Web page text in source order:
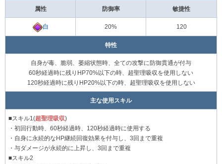
属性 防御率 敏捷性
白 20% 120
特性
自身が毒、脆弱、萎縮状態時、全ての攻撃に防御貫通が付与
60秒経過時に残りHP70%以下の時、超聖理吸収を使用しない
120秒経過時に残りHP20%以下の時、超聖理吸収を使用しない
主な使用スキル
■スキル1(超聖理吸収)
・初回行動時、60秒経過時、120秒経過時に使用する
・自身に永続的なHP継続回復効果を付与し、3回まで重複
・与ダメージが永続的に上昇し、3回まで重複
■スキル2